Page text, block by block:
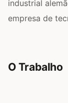
industrial
empresa de
O Trabalho